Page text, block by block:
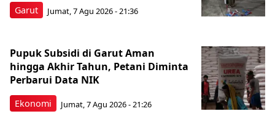
Garut Jumat, 7 Agu 2026 - 21:36
Ekonomi
Pupuk Subsidi di Garut Aman
hingga Akhir Tahun, Petani Diminta
Perbarui Data NIK
Jumat, 7 Agu 2026 - 21:26